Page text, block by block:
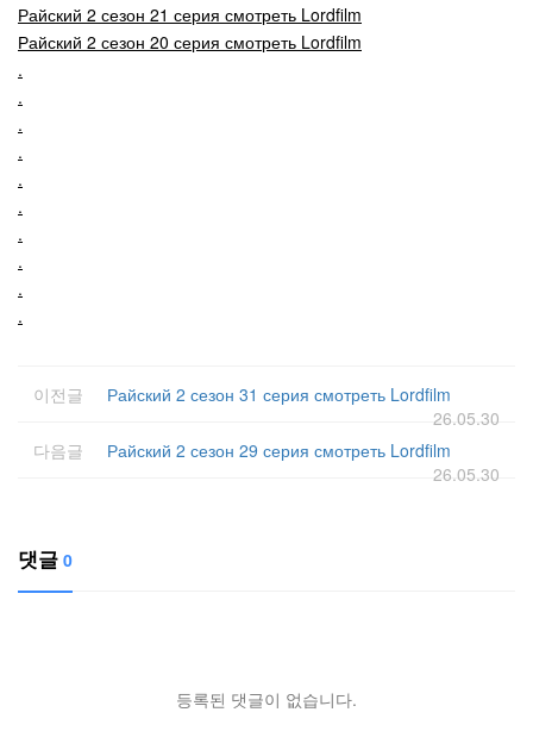
Райский 2 сезон 21 серия смотреть Lordfilm
Райский 2 сезон 20 серия смотреть Lordfilm
.
.
.
.
.
.
.
.
.
.
이전글
Райский 2 сезон 31 серия смотреть Lordfilm
26.05.30
다음글
Райский 2 сезон 29 серия смотреть Lordfilm
26.05.30
댓글 0
등록된 댓글이 없습니다.